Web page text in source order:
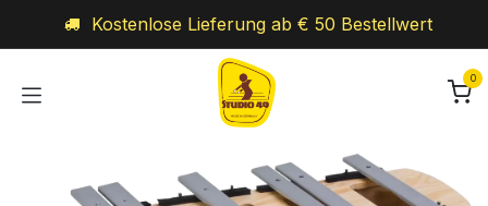
Kostenlose Lieferung ab € 50 Bestellwert
0